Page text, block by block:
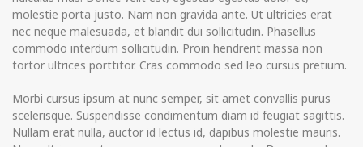
molestie porta justo. Nam non gravida ante. Ut ultricies erat
nec neque malesuada, et blandit dui sollicitudin. Phasellus
commodo interdum sollicitudin. Proin hendrerit massa non
tortor ultrices porttitor. Cras commodo sed leo cursus pretium.
Morbi cursus ipsum at nunc semper, sit amet convallis purus
scelerisque. Suspendisse condimentum diam id feugiat sagittis.
Nullam erat nulla, auctor id lectus id, dapibus molestie mauris.